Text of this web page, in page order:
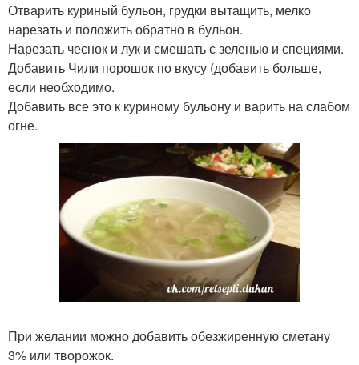
Отварить куриный бульон, грудки вытащить, мелко
нарезать и положить обратно в бульон.
Нарезать чеснок и лук и смешать с зеленью и специями.
Добавить Чили порошок по вкусу (добавить больше,
если необходимо.
Добавить все это к куриному бульону и варить на слабом
огне.
При желании можно добавить обезжиренную сметану
3% или творожок.